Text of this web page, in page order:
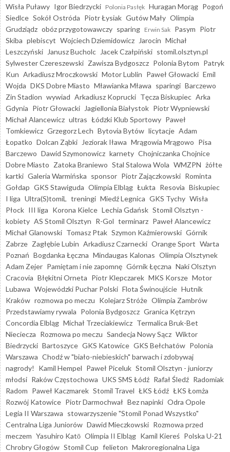
Wisła Puławy Igor Biedrzycki Polonia Pasłęk Huragan Morąg Pogoń
Siedlce Sokół Ostróda Piotr Łysiak Gutów Mały Olimpia
Grudziądz obóz przygotowawczy sparing Erwin Sak Pasym Piotr
Skiba plebiscyt Wojciech Dziemidowicz Jarocin Michał
Leszczyński
Janusz Bucholc Jacek Czałpiński stomil.olsztyn.pl
Sylwester Czereszewski Zawisza Bydgoszcz Polonia Bytom Patryk
Kun Arkadiusz Mroczkowski Motor Lublin Paweł Głowacki Emil
Wojda DKS Dobre Miasto Mławianka Mława sparingi Barczewo
Zin Stadion wywiad Arkadiusz Koprucki Tęcza Biskupiec Arka
Gdynia Piotr Głowacki Jagiellonia Białystok Piotr Wypniewski
Michał Alancewicz ultras Łódzki Klub Sportowy Paweł
Tomkiewicz Grzegorz Lech Bytovia Bytów licytacje Adam
Łopatko Dolcan Ząbki Jeziorak Iława Mrągowia Mrągowo Pisa
Barczewo Dawid Szymonowicz karnety Chojniczanka Chojnice
Dobre Miasto Zatoka Braniewo Stal Stalowa Wola WMZPN żółte
kartki Galeria Warmińska sponsor Piotr Zajączkowski Rominta
Gołdap GKS Stawiguda Olimpia Elbląg Łukta Resovia Biskupiec
I liga Ultra(S)tomiL treningi Miedź Legnica GKS Tychy Wisła
Płock III liga Korona Kielce Lechia Gdańsk Stomil Olsztyn -
kobiety AS Stomil Olsztyn R-Gol terminarz Paweł Alancewicz
Michał Glanowski Tomasz Ptak Szymon Kaźmierowski Górnik
Zabrze Zagłębie Lubin Arkadiusz Czarnecki Orange Sport Warta
Poznań Bogdanka Łęczna Mindaugas Kalonas Olimpia Olsztynek
Adam Zejer Pamiętam i nie zapomnę Górnik Łęczna Naki Olsztyn
Cracovia Błękitni Orneta Piotr Klepczarek MKS Korsze Motor
Lubawa Wojewódzki Puchar Polski Flota Świnoujście Hutnik
Kraków rozmowa po meczu Kolejarz Stróże Olimpia Zambrów
Przedstawiamy rywala Polonia Bydgoszcz Granica Kętrzyn
Concordia Elbląg Michał Trzeciakiewicz Termalica Bruk-Bet
Nieciecza Rozmowa po meczu Sandecja Nowy Sącz Wiktor
Biedrzycki Bartoszyce GKS Katowice GKS Bełchatów Polonia
Warszawa Chodź w "biało-niebieskich" barwach i zdobywaj
nagrody!
Kamil Hempel Paweł Piceluk Stomil Olsztyn - juniorzy
młodsi Raków Częstochowa UKS SMS Łódź Rafał Śledź Radomiak
Radom Paweł Kaczmarek Stomil Travel ŁKS Łódź ŁKS Łomża
Rozwój Katowice Piotr Darmochwał Bez napinki Odra Opole
Legia II Warszawa stowarzyszenie "Stomil Ponad Wszystko"
Centralna Liga Juniorów Dawid Mieczkowski Rozmowa przed
meczem Yasuhiro Katō Olimpia II Elbląg Kamil Kiereś Polska U-21
Chrobry Głogów Stomil Cup felieton Makroregionalna Liga